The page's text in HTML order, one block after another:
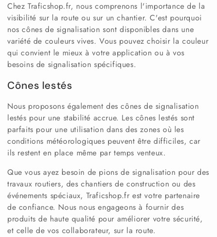
Chez Traficshop.fr, nous comprenons l'importance de la
visibilité sur la route ou sur un chantier. C'est pourquoi
nos cônes de signalisation sont disponibles dans une
variété de couleurs vives. Vous pouvez choisir la couleur
qui convient le mieux à votre application ou à vos
besoins de signalisation spécifiques.
Cônes lestés
Nous proposons également des cônes de signalisation
lestés pour une stabilité accrue. Les cônes lestés sont
parfaits pour une utilisation dans des zones où les
conditions météorologiques peuvent être difficiles, car
ils restent en place même par temps venteux.
Que vous ayez besoin de pions de signalisation pour des
travaux routiers, des chantiers de construction ou des
événements spéciaux, Traficshop.fr est votre partenaire
de confiance. Nous nous engageons à fournir des
produits de haute qualité pour améliorer votre sécurité,
et celle de vos collaborateur, sur la route.